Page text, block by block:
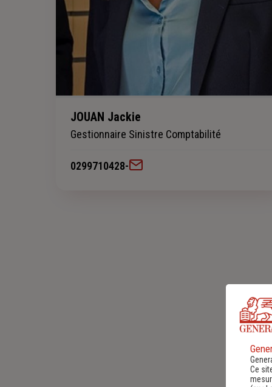
JOUAN Jackie
Gestionnaire Sinistre Comptabilité
0299710428-
Ce